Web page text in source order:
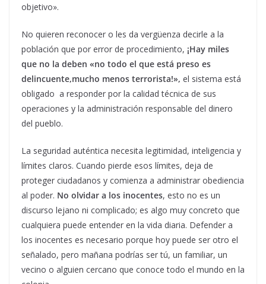
objetivo».
No quieren reconocer o les da vergüenza decirle a la
población que por error de procedimiento, ¡Hay miles
que no la deben «no todo el que está preso es
delincuente,mucho menos terrorista!», el sistema está
obligado a responder por la calidad técnica de sus
operaciones y la administración responsable del dinero
del pueblo.
La seguridad auténtica necesita legitimidad, inteligencia y
límites claros. Cuando pierde esos límites, deja de
proteger ciudadanos y comienza a administrar obediencia
al poder. No olvidar a los inocentes, esto no es un
discurso lejano ni complicado; es algo muy concreto que
cualquiera puede entender en la vida diaria. Defender a
los inocentes es necesario porque hoy puede ser otro el
señalado, pero mañana podrías ser tú, un familiar, un
vecino o alguien cercano que conoce todo el mundo en la